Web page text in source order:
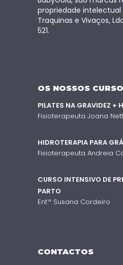
propriedade intelectual
Traquinas e Vivaços,
521.
OS NOSSOS
PILATES NA GRAVIDEZ +
Fisioterapeuta Joana
HIDROTERAPIA PARA
Fisioterapeuta Andreia
CURSO INTENSIVO DE
PARTO
Enf.ª Susana Cordeiro
CONTACTOS